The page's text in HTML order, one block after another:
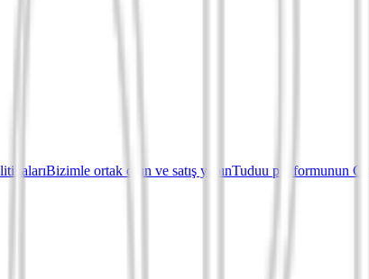
Bizimle ortak olun ve satış yapınTuduu platformunun